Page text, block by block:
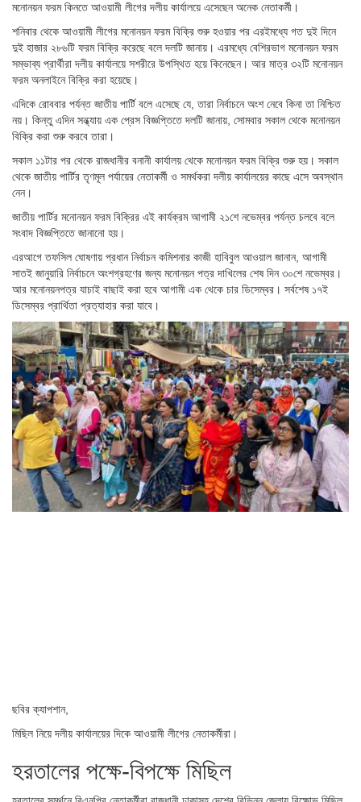
মনোনয়ন ফরম কিনতে আওয়ামী লীগের দলীয় কার্যালয়ে এসেছেন অনেক নেতাকর্মী।
শনিবার থেকে আওয়ামী লীগের মনোনয়ন ফরম বিক্রি শুরু হওয়ার পর এরইমধ্যে গত দুই দিনে
দুই হাজার ২৮৬টি ফরম বিক্রি করেছে বলে দলটি জানায়। এরমধ্যে বেশিরভাগ মনোনয়ন ফরম
সম্ভাব্য প্রার্থীরা দলীয় কার্যালয়ে সশরীরে উপস্থিত হয়ে কিনেছেন। আর মাত্র ৩২টি মনোনয়ন
ফরম অনলাইনে বিক্রি করা হয়েছে।
এদিকে রোববার পর্যন্ত জাতীয় পার্টি বলে এসেছে যে, তারা নির্বাচনে অংশ নেবে কিনা তা নিশ্চিত
নয়। কিন্তু এদিন সন্ধ্যায় এক প্রেস বিজ্ঞপ্তিতে দলটি জানায়, সোমবার সকাল থেকে মনোনয়ন
বিক্রি করা শুরু করবে তারা।
সকাল ১১টার পর থেকে রাজধানীর বনানী কার্যালয় থেকে মনোনয়ন ফরম বিক্রি শুরু হয়। সকাল
থেকে জাতীয় পার্টির তৃণমূল পর্যায়ের নেতাকর্মী ও সমর্থকরা দলীয় কার্যালয়ের কাছে এসে অবস্থান
নেন।
জাতীয় পার্টির মনোনয়ন ফরম বিক্রির এই কার্যক্রম আগামী ২১শে নভেম্বর পর্যন্ত চলবে বলে
সংবাদ বিজ্ঞপ্তিতে জানানো হয়।
এরআগে তফসিল ঘোষণায় প্রধান নির্বাচন কমিশনার কাজী হাবিবুল আওয়াল জানান, আগামী
সাতই জানুয়ারি নির্বাচনে অংশগ্রহণের জন্য মনোনয়ন পত্র দাখিলের শেষ দিন ৩০শে নভেম্বর।
আর মনোনয়নপত্র যাচাই বাছাই করা হবে আগামী এক থেকে চার ডিসেম্বর। সর্বশেষ ১৭ই
ডিসেম্বর প্রার্থিতা প্রত্যাহার করা যাবে।
ছবির ক্যাপশান,
মিছিল নিয়ে দলীয় কার্যালয়ের দিকে আওয়ামী লীগের নেতাকর্মীরা।
হরতালের পক্ষে-বিপক্ষে মিছিল